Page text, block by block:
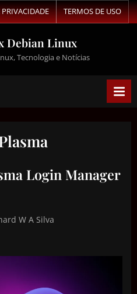
TERMOS DE USO
Debian Linux
Tecnologia e Notícias
Login Manager
W A Silva